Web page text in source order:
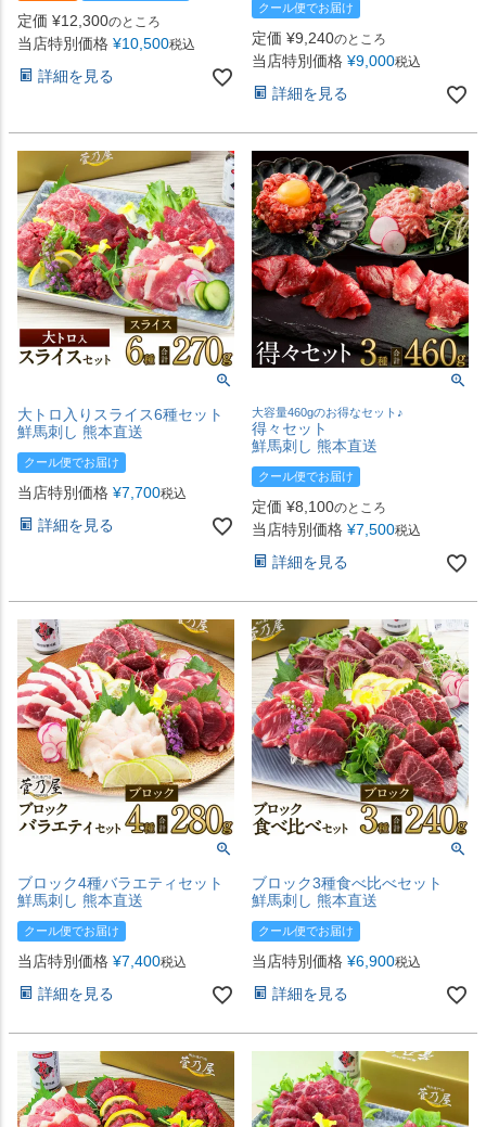
定価 ¥12,300のところ
当店特別価格 ¥10,500税込
詳細を見る
クール便でお届け
定価 ¥9,240のところ
当店特別価格 ¥9,000税込
詳細を見る
大トロ入りスライス6種セット
鮮馬刺し 熊本直送
クール便でお届け
当店特別価格 ¥7,700税込
詳細を見る
大容量460gのお得なセット♪
得々セット
鮮馬刺し 熊本直送
クール便でお届け
定価 ¥8,100のところ
当店特別価格 ¥7,500税込
詳細を見る
ブロック4種バラエティセット
鮮馬刺し 熊本直送
クール便でお届け
当店特別価格 ¥7,400税込
詳細を見る
ブロック3種食べ比べセット
鮮馬刺し 熊本直送
クール便でお届け
当店特別価格 ¥6,900税込
詳細を見る